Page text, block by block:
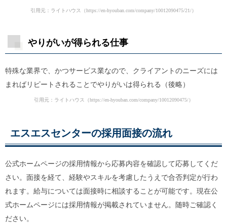
引用元：ライトハウス（https://en-hyouban.com/company/10012090475/21/）
やりがいが得られる仕事
特殊な業界で、かつサービス業なので、クライアントのニーズには
まればリピートされることでやりがいは得られる（後略）
引用元：ライトハウス（https://en-hyouban.com/company/10012090475/）
エスエスセンターの採用面接の流れ
公式ホームページの採用情報から応募内容を確認して応募してくだ
さい。面接を経て、経験やスキルを考慮したうえで合否判定が行わ
れます。給与については面接時に相談することが可能です。現在公
式ホームページには採用情報が掲載されていません。随時ご確認く
ださい。